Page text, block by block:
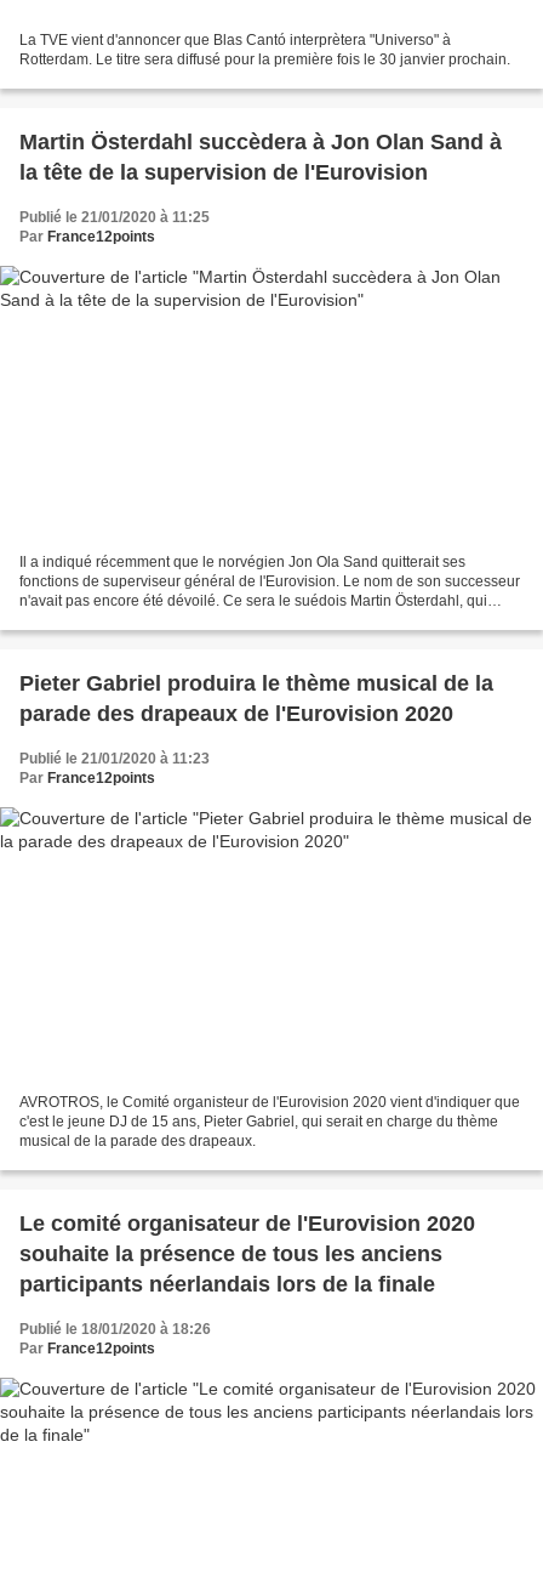
La TVE vient d'annoncer que Blas Cantó interprètera "Universo" à
Rotterdam. Le titre sera diffusé pour la première fois le 30 janvier prochain.
Martin Österdahl succèdera à Jon Olan Sand à
la tête de la supervision de l'Eurovision
Publié le 21/01/2020 à 11:25
Par France12points
Il a indiqué récemment que le norvégien Jon Ola Sand quitterait ses
fonctions de superviseur général de l'Eurovision. Le nom de son successeur
n'avait pas encore été dévoilé. Ce sera le suédois Martin Österdahl, qui
Pieter Gabriel produira le thème musical de la
parade des drapeaux de l'Eurovision 2020
Publié le 21/01/2020 à 11:23
Par France12points
AVROTROS, le Comité organisteur de l'Eurovision 2020 vient d'indiquer que
c'est le jeune DJ de 15 ans, Pieter Gabriel, qui serait en charge du thème
musical de la parade des drapeaux.
Le comité organisateur de l'Eurovision 2020
souhaite la présence de tous les anciens
participants néerlandais lors de la finale
Publié le 18/01/2020 à 18:26
Par France12points